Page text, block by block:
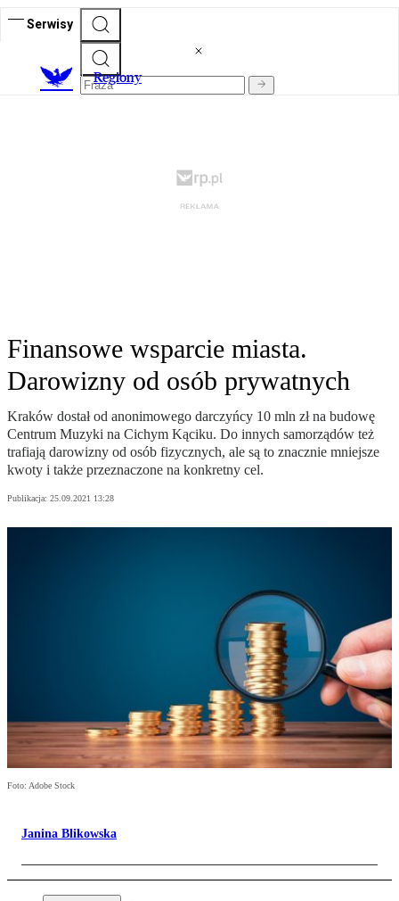
Serwisy
Regiony
Finansowe wsparcie miasta.
Darowizny od osób prywatnych
Kraków dostał od anonimowego darczyńcy 10 mln zł na budowę
Centrum Muzyki na Cichym Kąciku. Do innych samorządów też
trafiają darowizny od osób fizycznych, ale są to znacznie mniejsze
kwoty i także przeznaczone na konkretny cel.
Publikacja: 25.09.2021 13:28
Foto: Adobe Stock
Janina Blikowska